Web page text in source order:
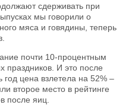
сдерживать при
мы говорили о
мяса и говядины, теперь
почти 10-процентным
праздников. И это после
год цена взлетела на 52% –
второе место в рейтинге
после яиц.